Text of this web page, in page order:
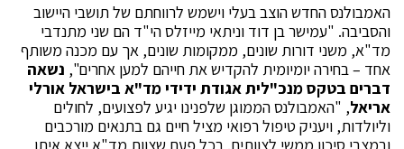
האמבולנס החדש הוצב בעלי וישמש לרווחתם של תושבי היישוב
והסביבה. "עמישר בן דוד וניתאי מייזלס הי"ד הם שני מתנדבי
מד"א, משני דורות שונים, ממקומות שונים, אך עם מכנה משותף
אחד – בחירה יומיומית להקדיש את חייהם למען אחרים", נשאה
דברים בטקס מנכ"לית אגודת ידידי מד"א בישראל אורלי
אריאל, "האמבולנס הממוגן שלפנינו יגיע לפצועים, לחולים
וליולדות, ויעניק טיפול רפואי מציל חיים גם בתנאים מורכבים
ובמצבי סיכון ממשי לצוותים. בכל פעם שצוות מד"א ייצא איתו